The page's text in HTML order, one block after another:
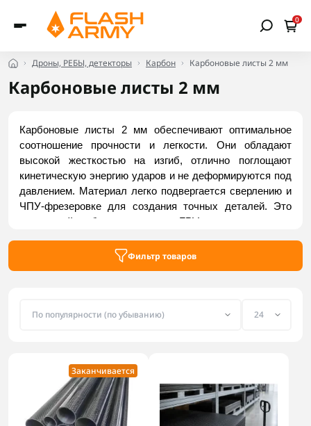
0
Дроны, РЕБЫ, детекторы Карбон Карбоновые листы 2 мм
Карбоновые листы 2 мм
Карбоновые листы 2 мм обеспечивают оптимальное
соотношение прочности и легкости. Они обладают
высокой жесткостью на изгиб, отлично поглощают
кинетическую энергию ударов и не деформируются под
давлением. Материал легко подвергается сверлению и
ЧПУ-фрезеровке для создания точных деталей. Это
идеальный выбор для пластин FPV-дронов, защитных
Купить карбоновые листы 2 мм можно на Flash Army.
Фильтр товаров
Заканчивается